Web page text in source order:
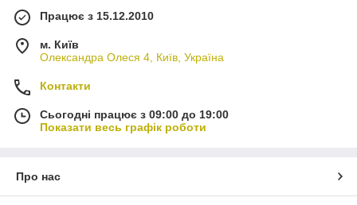
Працює з 15.12.2010
м. Київ
Олександра Олеся 4, Київ, Україна
Контакти
Сьогодні працює з 09:00 до 19:00
Показати весь графік роботи
Про нас